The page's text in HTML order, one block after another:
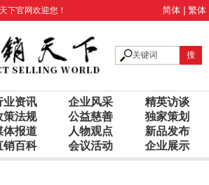
下官网欢迎您！ 简体 繁体
业资讯 企业风采
精英访谈
策法规 公益慈善
独家策划
体报道 人物观点
新品发布
销百科 会议活动 企业展示